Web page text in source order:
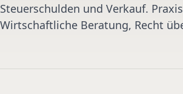
Steuerschulden und Verkauf.
Wirtschaftliche Beratung, Recht